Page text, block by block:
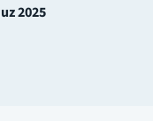
2025